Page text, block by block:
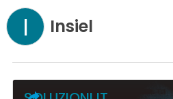
I Insiel